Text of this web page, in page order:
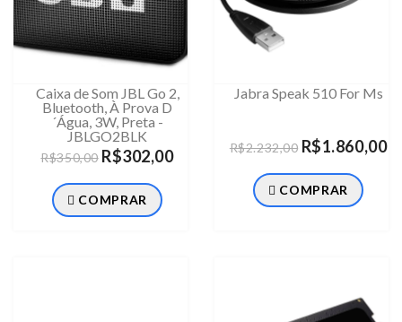
Caixa de Som JBL Go 2,
Bluetooth, À Prova D
´Água, 3W, Preta -
JBLGO2BLK
R$350,00R$302,00
COMPRAR
Jabra Speak 510 For Ms
R$2.232,00 R$1.860,00
COMPRAR